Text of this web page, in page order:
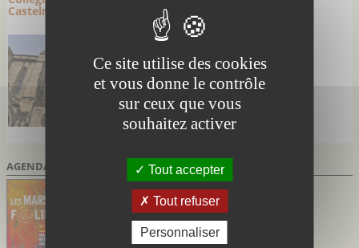
Castelnaudary
AGENDA DES SORTIES
Marsillargues Hérault
du 02/07/2026 au 27/08/2026
Marsi’Folies de Marsillargues
Soirées festives avec marché nocturne et
concerts
Ce site utilise des cookies
et vous donne le contrôle
sur ceux que vous
souhaitez activer
Tout accepter
Tout refuser
Personnaliser